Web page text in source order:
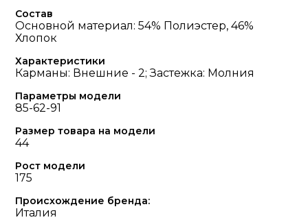
Состав
Основной материал: 54% Полиэстер, 46%
Хлопок
Характеристики
Карманы: Внешние - 2; Застежка: Молния
Параметры модели
85-62-91
Размер товара на модели
44
Рост модели
175
Происхождение бренда:
Италия